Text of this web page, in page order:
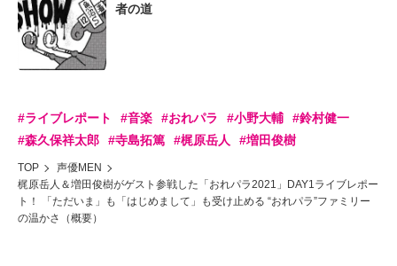
者の道
#ライブレポート #音楽 #おれパラ #小野大輔
#鈴村健一
#森久保祥太郎
#寺島拓篤 #梶原岳人 #増田俊樹
TOP
声優MEN
梶原岳人＆増田俊樹がゲスト参戦した「おれパラ2021」DAY1ライブレポー
ト！ 「ただいま」も「はじめまして」も受け止める “おれパラ”ファミリー
の温かさ（概要）